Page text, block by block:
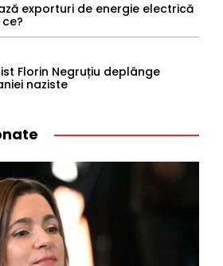
exporturi de energie electrică
Florin Negruțiu deplânge
naziste